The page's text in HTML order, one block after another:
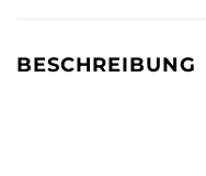
BESCHREIBUNG